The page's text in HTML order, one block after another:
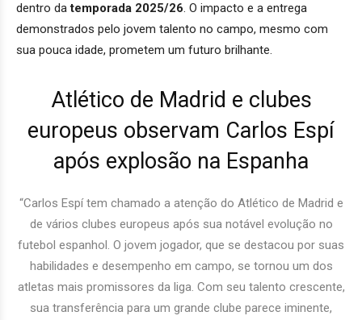
dentro datemporada 2025/26. O impacto e a entrega
demonstrados pelo jovem talento no campo, mesmo com
sua pouca idade, prometem um futuro brilhante.
Atlético de Madrid e clubes
europeus observam Carlos Espí
após explosão na Espanha
“Carlos Espí tem chamado a atenção do Atlético de Madrid e
de vários clubes europeus após sua notável evolução no
futebol espanhol. O jovem jogador, que se destacou por suas
habilidades e desempenho em campo, se tornou um dos
atletas mais promissores da liga. Com seu talento crescente,
sua transferência para um grande clube parece iminente,